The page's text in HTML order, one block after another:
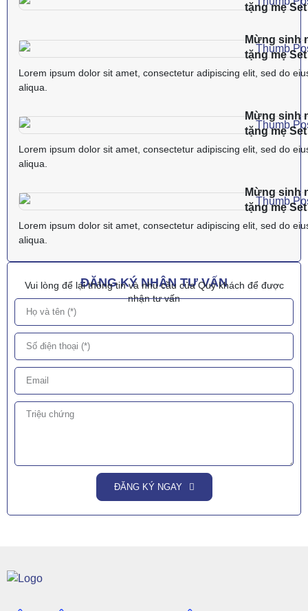
tặng mẹ
Mừng sinh
tặng mẹ
Lorem ipsum dolor sit amet, consectetur adipiscing elit, sed do
aliqua.
Mừng sinh
tặng mẹ
Lorem ipsum dolor sit amet, consectetur adipiscing elit, sed do
aliqua.
Mừng sinh
tặng mẹ
Lorem ipsum dolor sit amet, consectetur adipiscing elit, sed do
aliqua.
ĐĂNG KÝ NHẬN TƯ VẤN
Vui lòng để lại thông tin và nhu cầu của Quý khách để được
nhận tư vấn
ĐĂNG KÝ NGAY